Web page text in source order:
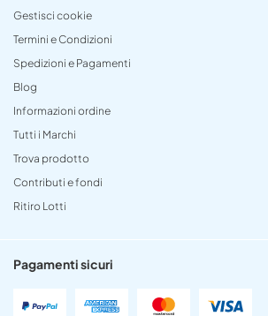
Gestisci cookie
Termini e Condizioni
Spedizioni e Pagamenti
Blog
Informazioni ordine
Tutti i Marchi
Trova prodotto
Contributi e fondi
Ritiro Lotti
Pagamenti sicuri